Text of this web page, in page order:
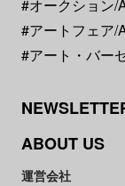
#オークション/
#アートフェア/
#アート・バー
ABOUT US
運営会社